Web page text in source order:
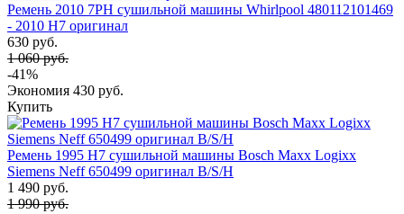
Ремень 2010 7PH сушильной машины Whirlpool 480112101469
- 2010 H7 оригинал
630 руб.
1 060 руб.
-41%
Экономия 430 руб.
Купить
Ремень 1995 H7 сушильной машины Bosch Maxx Logixx
Siemens Neff 650499 оригинал B/S/H
1 490 руб.
1 990 руб.